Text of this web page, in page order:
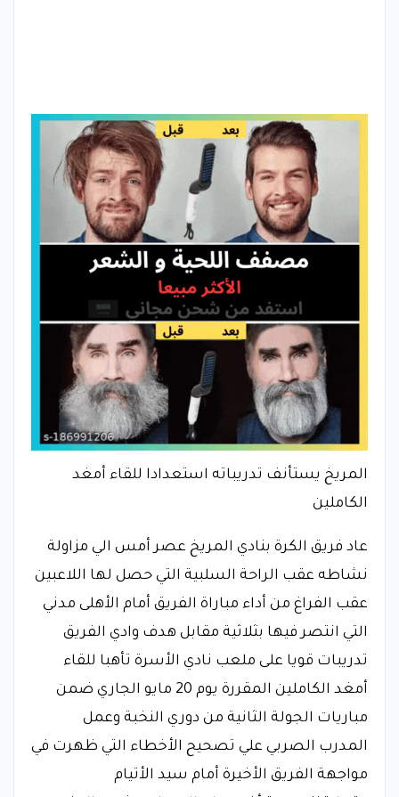
المريخ يستأنف تدريباته استعدادا للقاء أمغد
الكاملين
عاد فريق الكرة بنادي المريخ عصر أمس الي مزاولة
نشاطه عقب الراحة السلبية التي حصل لها اللاعبين
عقب الفراغ من أداء مباراة الفريق أمام الأهلى مدني
التي انتصر فيها بثلاثية مقابل هدف وادي الفريق
تدريبات قويا على ملعب نادي الأسرة تأهبا للقاء
أمغد الكاملين المقررة يوم 20 مايو الجاري ضمن
مباريات الجولة الثانية من دوري النخبة وعمل
المدرب الصربي علي تصحيح الأخطاء التي ظهرت في
مواجهة الفريق الأخيرة أمام سيد الأتيام